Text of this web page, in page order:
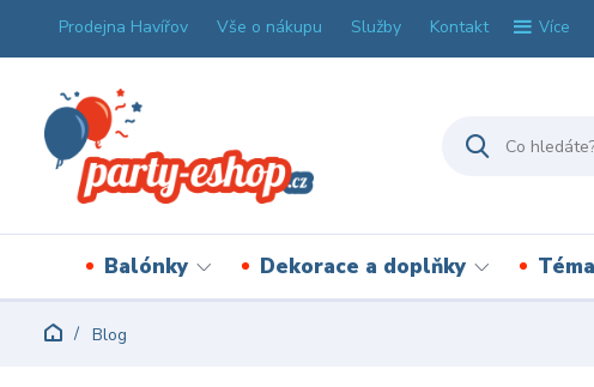
Prodejna Havířov Vše o nákupu Služby Kontakt Více
Balónky Dekorace a doplňky
Blog